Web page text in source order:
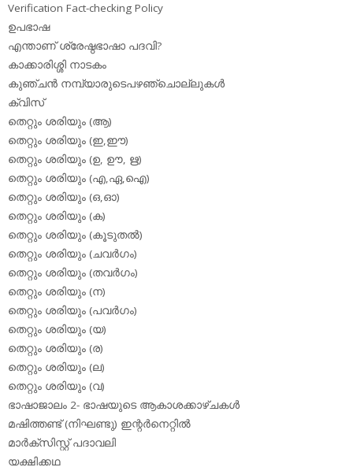
Verification Fact-checking Policy
ഉപഭാഷ
എന്താണ് ശ്രേഷ്ഠഭാഷാ പദവി?
കാക്കാരിശ്ശി നാടകം
കുഞ്ചന്‍ നമ്പ്യാരുടെപഴഞ്ചൊല്ലുകള്‍
ക്വിസ്
തെറ്റും ശരിയും (ആ)
തെറ്റും ശരിയും (ഇ,ഈ)
തെറ്റും ശരിയും (ഉ, ഊ, ഋ)
തെറ്റും ശരിയും (എ,ഏ,ഐ)
തെറ്റും ശരിയും (ഒ,ഓ)
തെറ്റും ശരിയും (ക)
തെറ്റും ശരിയും (കൂടുതല്‍)
തെറ്റും ശരിയും (ചവര്‍ഗം)
തെറ്റും ശരിയും (തവര്‍ഗം)
തെറ്റും ശരിയും (ന)
തെറ്റും ശരിയും (പവര്‍ഗം)
തെറ്റും ശരിയും (യ)
തെറ്റും ശരിയും (ര)
തെറ്റും ശരിയും (ല)
തെറ്റും ശരിയും (വ)
ഭാഷാജാലം 2- ഭാഷയുടെ ആകാശക്കാഴ്ചകള്‍
മഷിത്തണ്ട് (നിഘണ്ടു) ഇന്റര്‍നെറ്റില്‍
മാര്‍ക്‌സിസ്റ്റ് പദാവലി
യക്ഷിക്കഥ